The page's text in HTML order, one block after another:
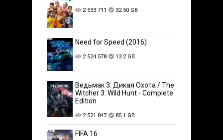
2 533 711 32.50 GB
Need for Speed (2016)
2 524 578 13.2 GB
Ведьмак 3: Дикая Охота / The
Witcher 3: Wild Hunt - Complete
Edition
2 521 847 85.1 GB
FIFA 16